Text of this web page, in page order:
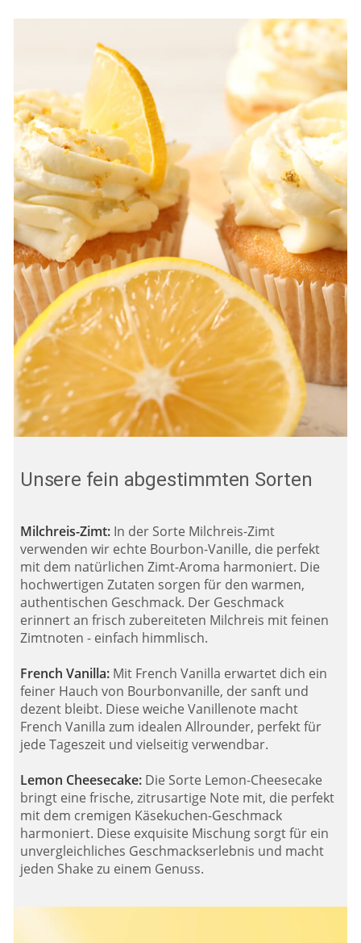
Unsere fein abgestimmten Sorten
Milchreis-Zimt: In der Sorte Milchreis-Zimt
verwenden wir echte Bourbon-Vanille, die perfekt
mit dem natürlichen Zimt-Aroma harmoniert. Die
hochwertigen Zutaten sorgen für den warmen,
authentischen Geschmack. Der Geschmack
erinnert an frisch zubereiteten Milchreis mit feinen
Zimtnoten - einfach himmlisch.
French Vanilla: Mit French Vanilla erwartet dich ein
feiner Hauch von Bourbonvanille, der sanft und
dezent bleibt. Diese weiche Vanillenote macht
French Vanilla zum idealen Allrounder, perfekt für
jede Tageszeit und vielseitig verwendbar.
Lemon Cheesecake: Die Sorte Lemon-Cheesecake
bringt eine frische, zitrusartige Note mit, die perfekt
mit dem cremigen Käsekuchen-Geschmack
harmoniert. Diese exquisite Mischung sorgt für ein
unvergleichliches Geschmackserlebnis und macht
jeden Shake zu einem Genuss.